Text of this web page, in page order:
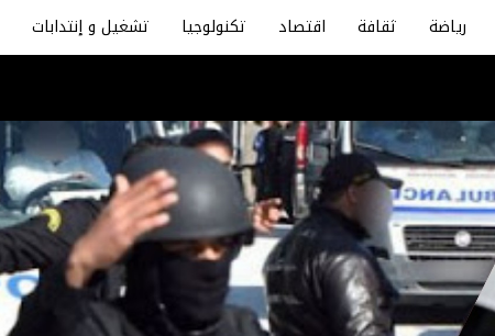
رياضة ثقافة اقتصاد تكنولوجيا تشغيل و إنتدابات